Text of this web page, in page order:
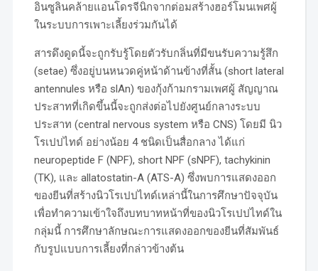
อินซูลินคล้ายแอนโดรจีนิกจากต่อมสร้างฮอร์โมนเพศผู้
ในระบบการเพาะเลี้ยงร่วมกันได้
สารดึงดูดนี้จะถูกรับรู้โดยตัวรับกลิ่นที่มีขนรับความรู้สึก
(setae) ซึ่งอยู่บนหนวดคู่หน้าด้านข้างที่สั้น (short lateral
antennules หรือ slAn) ของกุ้งก้ามกรามเพศผู้ สัญญาณ
ประสาทที่เกิดขึ้นนี้จะถูกส่งต่อไปยังศูนย์กลางระบบ
ประสาท (central nervous system หรือ CNS) โดยมี นิว
โรเปปไทด์ อย่างน้อย 4 ชนิดเป็นสื่อกลาง ได้แก่
neuropeptide F (NPF), short NPF (sNPF), tachykinin
(TK), และ allatostatin-A (ATS-A) ซึ่งพบการแสดงออก
ของยีนที่สร้างนิวโรเปปไทด์เหล่านี้ในการศึกษาปัจจุบัน
เพื่อทำความเข้าใจถึงบทบาทหน้าที่ของนิวโรเปปไทด์ใน
กลุ่มนี้ การศึกษาลักษณะการแสดงออกของยีนที่สัมพันธ์
กับรูปแบบการเลี้ยงที่กล่าวข้างต้น